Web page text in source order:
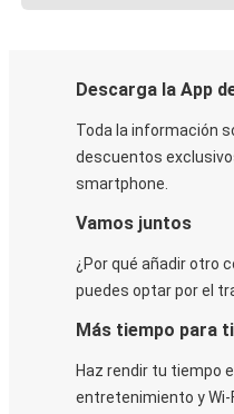
Descarga la App
Toda la información
descuentos
smartphone.
Vamos juntos
¿Por qué añadir otro
puedes optar por el
Más tiempo para ti
Haz rendir tu tiempo
entretenimiento y Wi-